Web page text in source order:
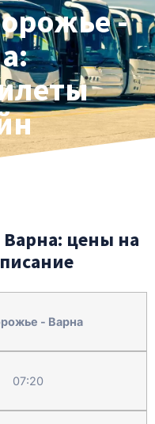
-
цены на
- Варна
07:20